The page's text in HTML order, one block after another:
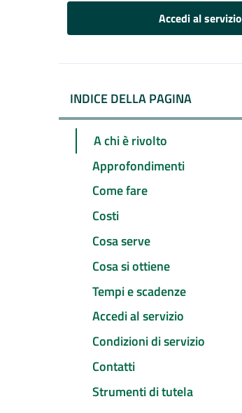
Accedi al servizio
INDICE DELLA PAGINA
A chi è rivolto
Approfondimenti
Come fare
Costi
Cosa serve
Cosa si ottiene
Tempi e scadenze
Accedi al servizio
Condizioni di servizio
Contatti
Strumenti di tutela